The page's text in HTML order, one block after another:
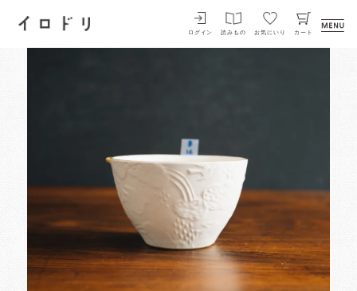
イロドリ
ログイン 読みもの お気にいり カート